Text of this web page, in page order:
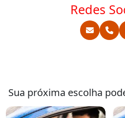
Redes
Sua próxima escolha